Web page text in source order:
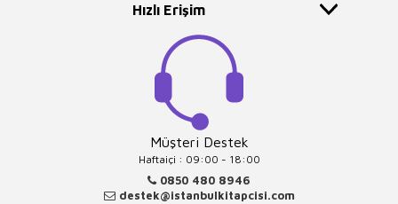
Hızlı Erişim
Müşteri Destek
Haftaiçi : 09:00 - 18:00
0850 480 8946
destek@istanbulkitapcisi.com